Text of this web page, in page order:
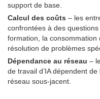
support de base.
Calcul des coûts – les
confrontées à des
formation, la
résolution de problèmes
Dépendance au réseau –
de travail d’IA dépendent
réseau sous-jacent.